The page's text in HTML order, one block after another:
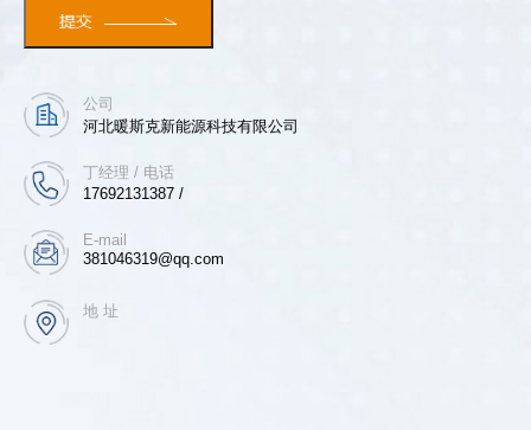
公司
河北暖斯克新能源科技有限公司
丁经理 / 电话
17692131387 /
E-mail
381046319@qq.com
地 址